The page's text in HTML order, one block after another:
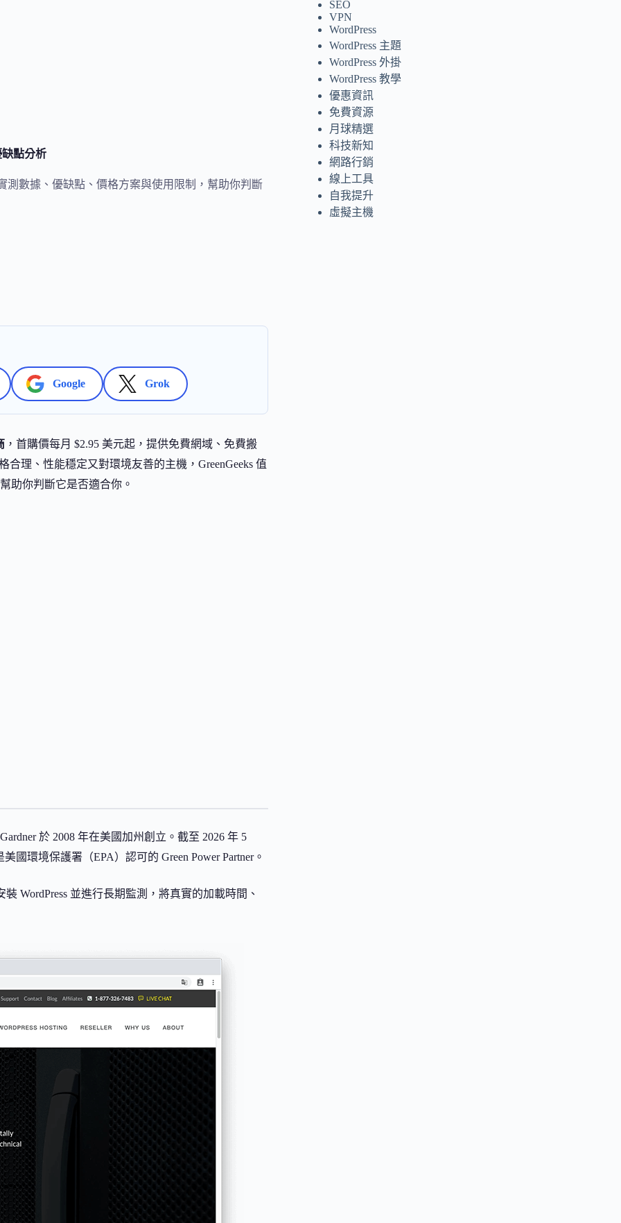
缺點分析
測數據、優缺點、價格方案與使用限制，幫助你判斷
Google Grok
，首購價每月 $2.95 美元起，提供免費網域、免費搬
理、性能穩定又對環境友善的主機，GreenGeeks 值
助你判斷它是否適合你。
於 2008 年在美國加州創立。截至 2026 年 5
國環境保護署（EPA）認可的 Green Power Partner。
裝 WordPress 並進行長期監測，將真實的加載時間、
SEO
VPN
WordPress
WordPress 主題
WordPress 外掛
WordPress 教學
優惠資訊
免費資源
月球精選
科技新知
網路行銷
線上工具
自我提升
虛擬主機